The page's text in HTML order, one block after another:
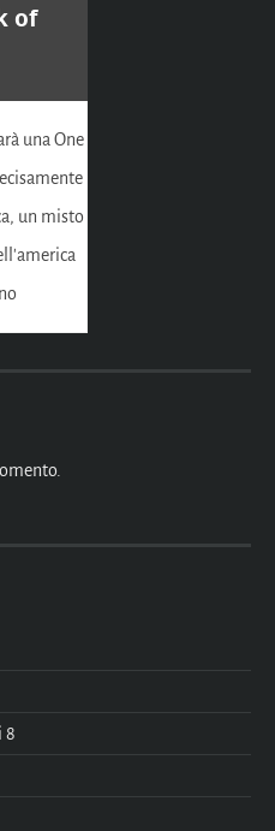
of
una One
un misto
8